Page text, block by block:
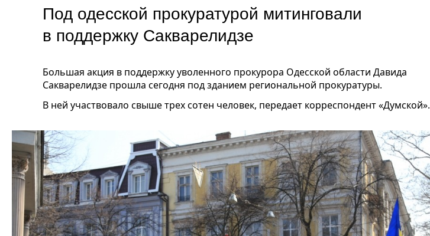
Под одесской прокуратурой митинговали
в поддержку Сакварелидзе
Большая акция в поддержку уволенного прокурора Одесской области Давида
Сакварелидзе прошла сегодня под зданием региональной прокуратуры.
В ней участвовало свыше трех сотен человек, передает корреспондент «Думской».